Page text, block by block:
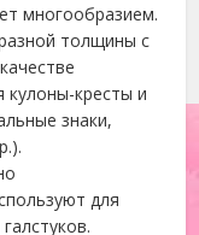
многообразием.
толщины с
кулоны-кресты и
знаки,
для